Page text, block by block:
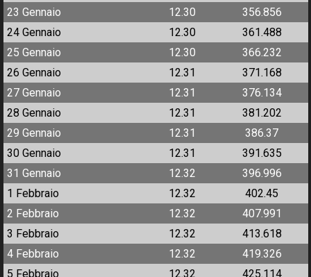
23 Gennaio
12.30
356.856
24 Gennaio
12.30
361.488
25 Gennaio
12.30
366.232
26 Gennaio
12.31
371.168
27 Gennaio
12.31
376.134
28 Gennaio
12.31
381.202
29 Gennaio
12.31
386.37
30 Gennaio
12.31
391.635
31 Gennaio
12.32
396.996
1 Febbraio
12.32
402.45
2 Febbraio
12.32
407.991
3 Febbraio
12.32
413.618
4 Febbraio
12.32
419.326
5 Febbraio
12.32
425.114